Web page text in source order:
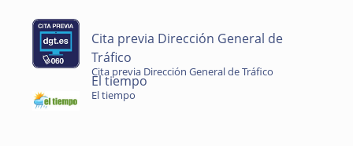
Cita previa Dirección General de
Tráfico
Cita previa Dirección General de Tráfico
El tiempo
El tiempo